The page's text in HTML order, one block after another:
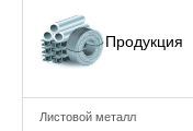
Продукция
Листовой металл